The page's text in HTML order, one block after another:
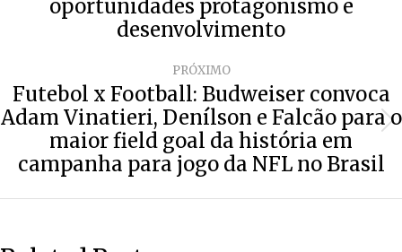
anterior:
oportunidades protagonismo e
desenvolvimento
PRÓXIMO
Próximo
post:
Futebol x Football: Budweiser convoca
Adam Vinatieri, Denílson e Falcão para o
maior field goal da história em
campanha para jogo da NFL no Brasil